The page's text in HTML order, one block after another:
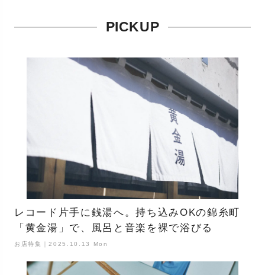
PICKUP
レコード片手に銭湯へ。持ち込みOKの錦糸町
「黄金湯」で、風呂と音楽を裸で浴びる
お店特集｜2025.10.13 Mon